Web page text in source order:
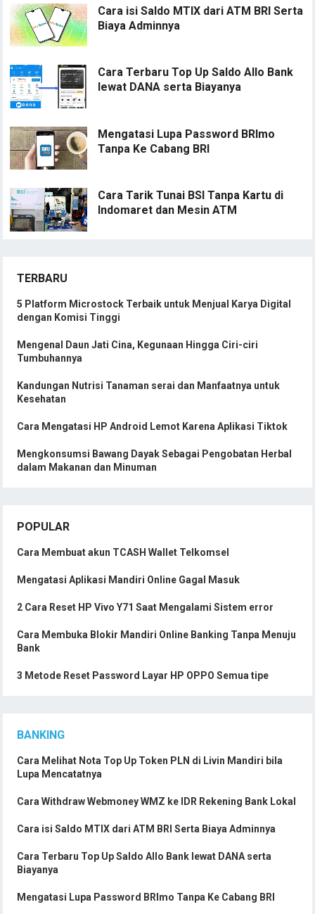
Cara isi Saldo MTIX dari ATM BRI Serta
Biaya Adminnya
Cara Terbaru Top Up Saldo Allo Bank
lewat DANA serta Biayanya
Mengatasi Lupa Password BRImo
Tanpa Ke Cabang BRI
Cara Tarik Tunai BSI Tanpa Kartu di
Indomaret dan Mesin ATM
TERBARU
5 Platform Microstock Terbaik untuk Menjual Karya Digital
dengan Komisi Tinggi
Mengenal Daun Jati Cina, Kegunaan Hingga Ciri-ciri
Tumbuhannya
Kandungan Nutrisi Tanaman serai dan Manfaatnya untuk
Kesehatan
Cara Mengatasi HP Android Lemot Karena Aplikasi Tiktok
Mengkonsumsi Bawang Dayak Sebagai Pengobatan Herbal
dalam Makanan dan Minuman
POPULAR
Cara Membuat akun TCASH Wallet Telkomsel
Mengatasi Aplikasi Mandiri Online Gagal Masuk
2 Cara Reset HP Vivo Y71 Saat Mengalami Sistem error
Cara Membuka Blokir Mandiri Online Banking Tanpa Menuju
Bank
3 Metode Reset Password Layar HP OPPO Semua tipe
BANKING
Cara Melihat Nota Top Up Token PLN di Livin Mandiri bila
Lupa Mencatatnya
Cara Withdraw Webmoney WMZ ke IDR Rekening Bank Lokal
Cara isi Saldo MTIX dari ATM BRI Serta Biaya Adminnya
Cara Terbaru Top Up Saldo Allo Bank lewat DANA serta
Biayanya
Mengatasi Lupa Password BRImo Tanpa Ke Cabang BRI